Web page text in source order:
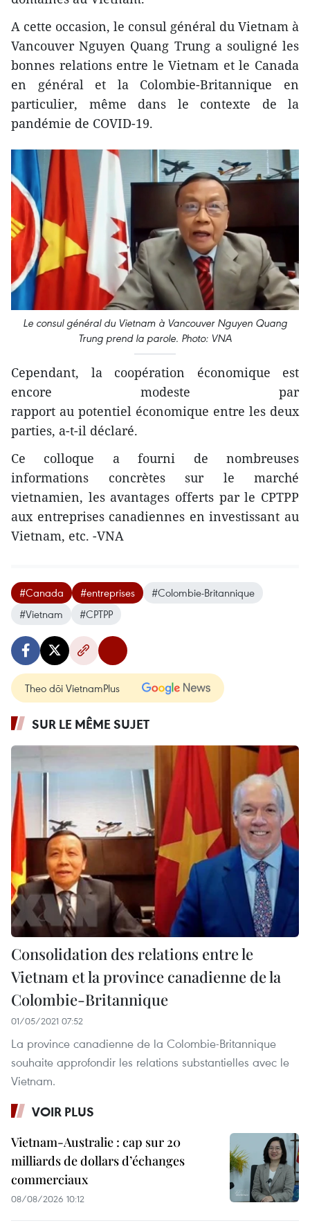
A cette occasion, le consul général du Vietnam à
Vancouver Nguyen Quang Trung a souligné les
bonnes relations entre le Vietnam et le Canada
en général et la Colombie-Britannique en
particulier, même dans le contexte de la
pandémie de COVID-19.
Le consul général du Vietnam à Vancouver Nguyen Quang
Trung prend la parole. Photo: VNA
Cependant, la coopération économique est
encore modeste par
rapport au potentiel économique entre les deux
parties, a-t-il déclaré.
Ce colloque a fourni de nombreuses
informations concrètes sur le marché
vietnamien, les avantages offerts par le CPTPP
aux entreprises canadiennes en investissant au
Vietnam, etc. -VNA
#Canada #entreprises
#Colombie-Britannique
#Vietnam
#CPTPP
Theo dõi VietnamPlus
SUR LE MÊME SUJET
Consolidation des relations entre le
Vietnam et la province canadienne de la
Colombie-Britannique
01/05/2021 07:52
La province canadienne de la Colombie-Britannique
souhaite approfondir les relations substantielles avec le
Vietnam.
VOIR PLUS
Vietnam-Australie : cap sur 20
milliards de dollars d’échanges
commerciaux
08/08/2026 10:12